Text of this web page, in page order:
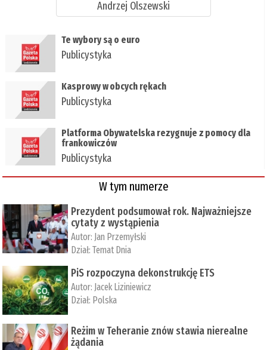
Andrzej Olszewski
Te wybory są o euro
Publicystyka
Kasprowy w obcych rękach
Publicystyka
Platforma Obywatelska rezygnuje z pomocy dla
frankowiczów
Publicystyka
W tym numerze
Prezydent podsumował rok. Najważniejsze
cytaty z wystąpienia
Autor: Jan Przemyłski
Dział:Temat Dnia
PiS rozpoczyna dekonstrukcję ETS
Autor: Jacek Liziniewicz
Dział: Polska
Reżim w Teheranie znów stawia nierealne
żądania